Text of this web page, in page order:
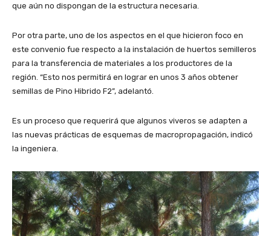
que aún no dispongan de la estructura necesaria.
Por otra parte, uno de los aspectos en el que hicieron foco en
este convenio fue respecto a la instalación de huertos semilleros
para la transferencia de materiales a los productores de la
región. “Esto nos permitirá en lograr en unos 3 años obtener
semillas de Pino Hibrido F2”, adelantó.
Es un proceso que requerirá que algunos viveros se adapten a
las nuevas prácticas de esquemas de macropropagación, indicó
la ingeniera.